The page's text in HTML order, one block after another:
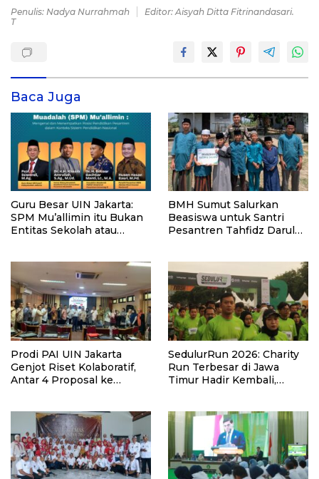
Penulis: Nadya Nurrahmah
Editor: Aisyah Ditta Fitrinandasari.
T
Baca Juga
Guru Besar UIN Jakarta:
SPM Mu’allimin itu Bukan
Entitas Sekolah atau
BMH Sumut Salurkan
Beasiswa untuk Santri
Pesantren Tahfidz Darul
Prodi PAI UIN Jakarta
Genjot Riset Kolaboratif,
Antar 4 Proposal ke
SedulurRun 2026: Charity
Run Terbesar di Jawa
Timur Hadir Kembali,
Santri dan Guru Honorer